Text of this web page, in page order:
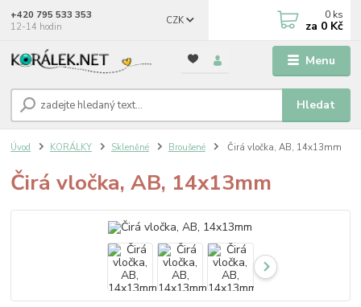
Menu
CZK
Hledat
+420 795 533 353
12-14 hodin
0 ks
za 0 Kč
Úvod KORÁLKY Skleněné Broušené Čirá vločka, AB, 14x13mm
Čirá vločka, AB, 14x13mm